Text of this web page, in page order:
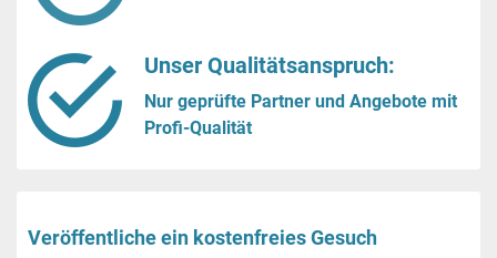
Unser Qualitätsanspruch:
Nur geprüfte Partner und Angebote mit
Profi-Qualität
Veröffentliche ein kostenfreies Gesuch